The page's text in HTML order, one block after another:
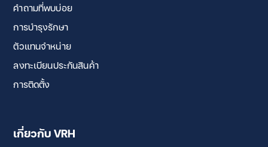
คำถามที่พบบ่อย
การบำรุงรักษา
ตัวแทนจำหน่าย
ลงทะเบียนประกันสินค้า
การติดตั้ง
เกี่ยวกับ VRH